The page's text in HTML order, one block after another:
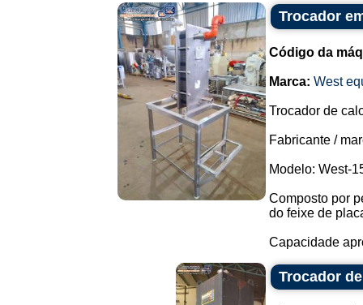
Trocador
Código da
Marca: West
Trocador de
Fabricante /
Modelo: West-
Composto por
do feixe de
Capacidade
Trocador